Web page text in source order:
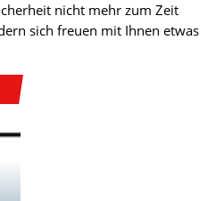
nicht mehr zum Zeit
sich freuen mit Ihnen etwas